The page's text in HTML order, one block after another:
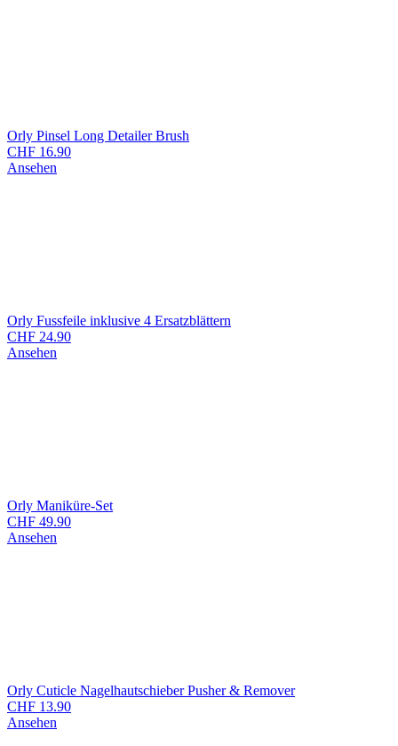
Orly Pinsel Long Detailer Brush
CHF 16.90
Ansehen
Orly Fussfeile inklusive 4 Ersatzblättern
CHF 24.90
Ansehen
Orly Maniküre-Set
CHF 49.90
Ansehen
Orly Cuticle Nagelhautschieber Pusher & Remover
CHF 13.90
Ansehen